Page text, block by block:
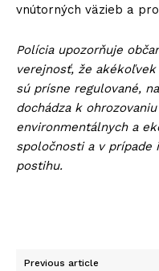
vnútorných väzieb a
Polícia upozorňuje
verejnosť, že
sú prísne regulované,
dochádza k
environmentálnych a
spoločnosti a v prípade
postihu.
Previous article